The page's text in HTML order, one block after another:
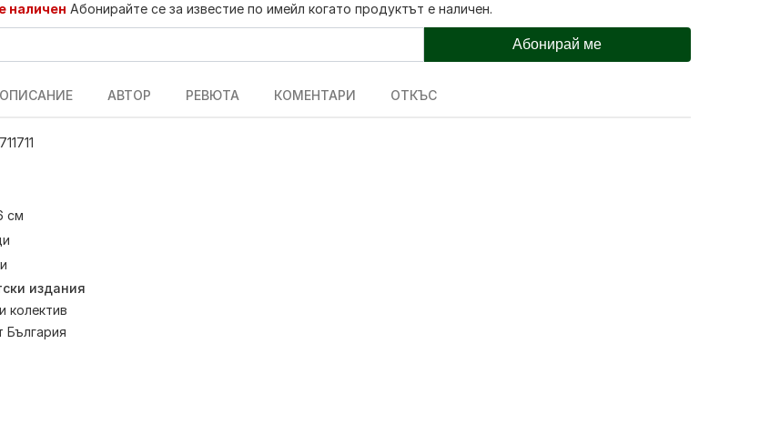
наличен Абонирайте се за известие по имейл когато продуктът е наличен.
Абонирай ме
ОПИСАНИЕ АВТОР РЕВЮТА КОМЕНТАРИ ОТКЪС
см
издания
колектив
България